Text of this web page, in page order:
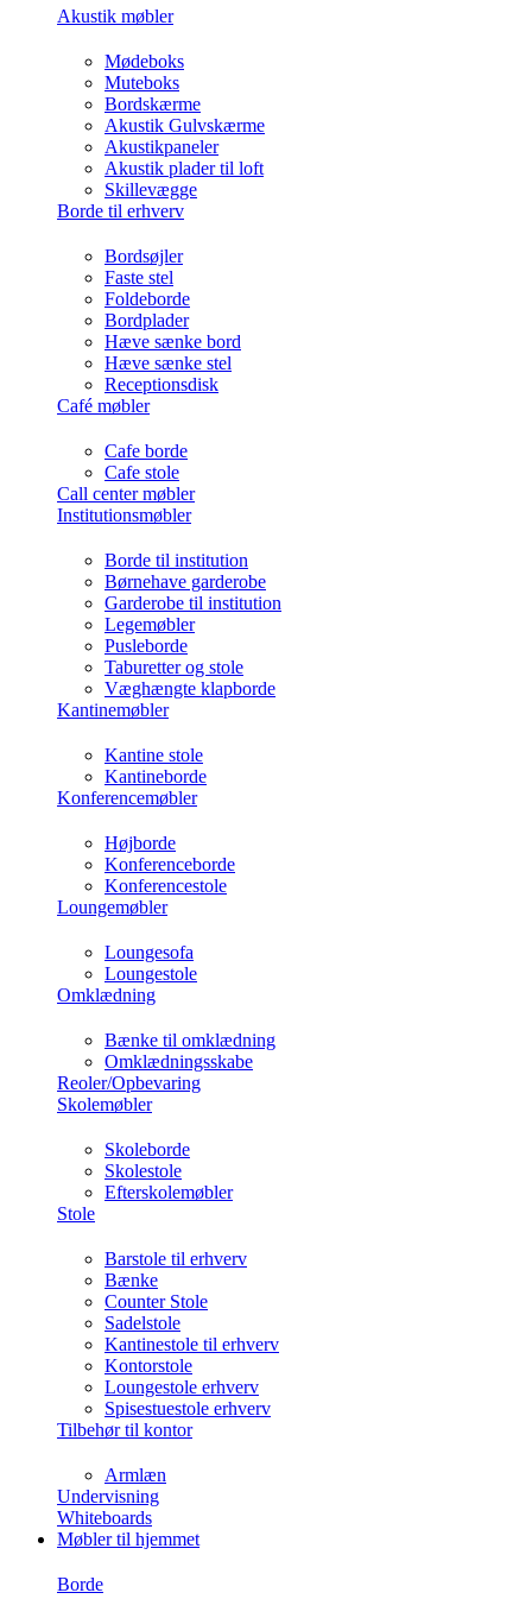
Akustik møbler
Mødeboks
Muteboks
Bordskærme
Akustik Gulvskærme
Akustikpaneler
Akustik plader til loft
Skillevægge
Borde til erhverv
Bordsøjler
Faste stel
Foldeborde
Bordplader
Hæve sænke bord
Hæve sænke stel
Receptionsdisk
Café møbler
Cafe borde
Cafe stole
Call center møbler
Institutionsmøbler
Borde til institution
Børnehave garderobe
Garderobe til institution
Legemøbler
Pusleborde
Taburetter og stole
Væghængte klapborde
Kantinemøbler
Kantine stole
Kantineborde
Konferencemøbler
Højborde
Konferenceborde
Konferencestole
Loungemøbler
Loungesofa
Loungestole
Omklædning
Bænke til omklædning
Omklædningsskabe
Reoler/Opbevaring
Skolemøbler
Skoleborde
Skolestole
Efterskolemøbler
Stole
Barstole til erhverv
Bænke
Counter Stole
Sadelstole
Kantinestole til erhverv
Kontorstole
Loungestole erhverv
Spisestuestole erhverv
Tilbehør til kontor
Armlæn
Undervisning
Whiteboards
Møbler til hjemmet
Borde